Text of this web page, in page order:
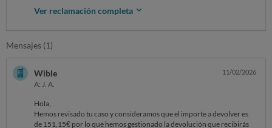
Me pongo en contacto con ustedes porque el pasado día 30 de enero
recibí vía correo electrónico la comunicación por parte de la empresa
"hemos procedido a identificarle como responsable por Vehiculo mal
Acto seguido, recibo un cargo en la tarjeta por importe de 341,15€
divididos en dos conceptos:
- Recargo por Tramitación facturas terceros - 301,15 €
- Recargo por desplazamiento especial operario - 40 €
Ver reclamación completa
Mensajes (1)
Wible
A: J. A.
11/02/2026
Hola,
Hemos revisado tu caso y consideramos que el importe a devolver es
de 151,15€ por lo que hemos gestionado la devolución que recibirás